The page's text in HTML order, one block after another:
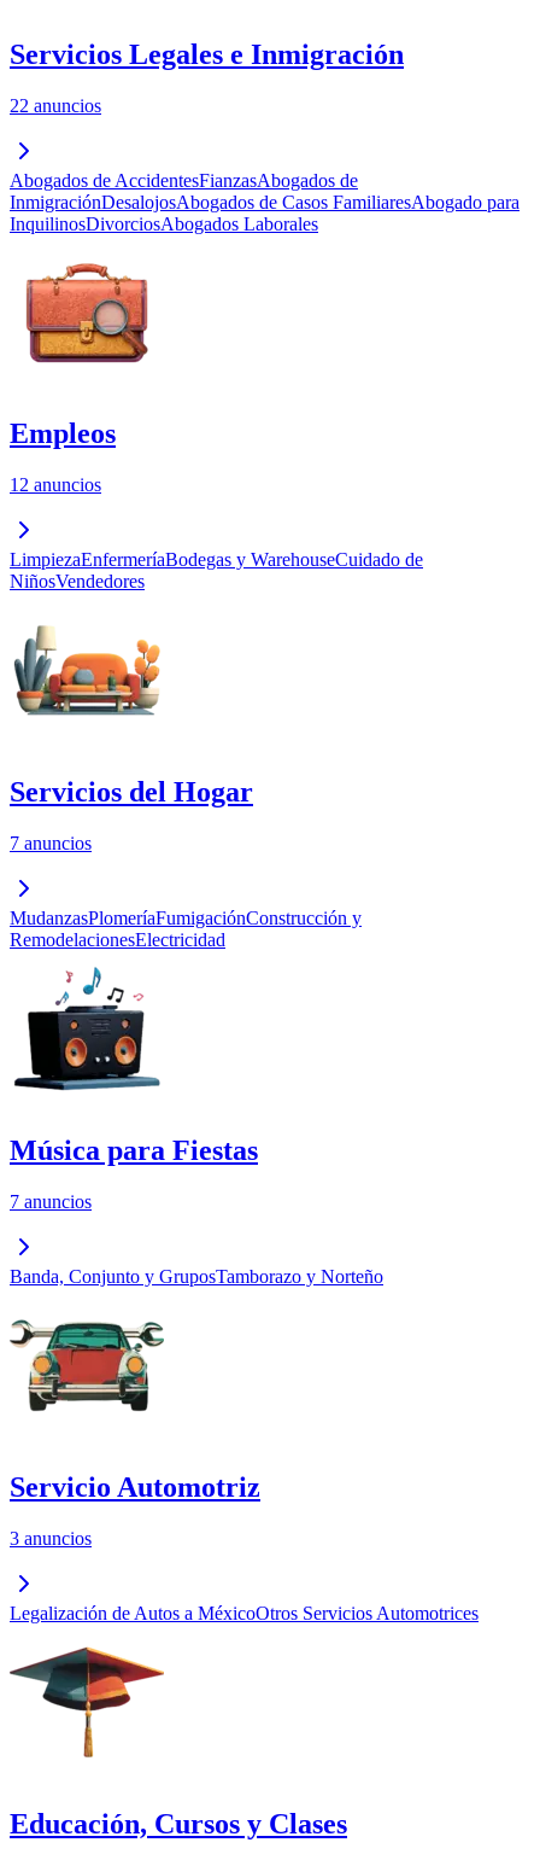
Servicios Legales e Inmigración
22 anuncios
Abogados de AccidentesFianzasAbogados de
InmigraciónDesalojosAbogados de Casos FamiliaresAbogado para
InquilinosDivorciosAbogados Laborales
Empleos
12 anuncios
LimpiezaEnfermeríaBodegas y WarehouseCuidado de
NiñosVendedores
Servicios del Hogar
7 anuncios
MudanzasPlomeríaFumigaciónConstrucción y
RemodelacionesElectricidad
Música para Fiestas
7 anuncios
Banda, Conjunto y GruposTamborazo y Norteño
Servicio Automotriz
3 anuncios
Legalización de Autos a MéxicoOtros Servicios Automotrices
Educación, Cursos y Clases